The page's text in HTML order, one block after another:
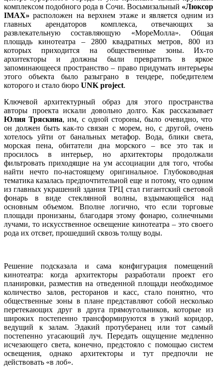
комплексом подобного рода в Сочи. Восьмизальный «Люксор
IMAX» расположен на верхнем этаже и является одним из
главных арендаторов комплекса, отвечающих за
развлекательную составляющую «МореМолла». Общая
площадь кинотеатра – 2800 квадратных метров, 800 из
которых приходится на общественные зоны. Их-то
архитекторы и должны были превратить в яркое
запоминающееся пространство – право придумать интерьеры
этого объекта было разыграно в тендере, победителем
которого и стало бюро UNK project.
Ключевой архитектурный образ для этого пространства
авторы проекта искали довольно долго. Как рассказывает
Юлия Тряскина, им, с одной стороны, было очевидно, что
он должен быть как-то связан с морем, но, с другой, очень
хотелось уйти от банальных метафор. Вода, блики света,
морская пена, обитатели дна морского – все это так и
просилось в интерьер, но архитекторы продолжали
фильтровать приходящие на ум ассоциации для того, чтобы
найти нечто по-настоящему оригинальное. Глубоководная
тематика казалась предпочтительной еще и потому, что одним
из главных украшений здания ТРЦ стал гигантский световой
фонарь в виде стеклянной волны, вздымающейся над
основным объемом. Вполне логично, что если торговые
площади пронизаны, благодаря этому фонарю, солнечными
лучами, то искусственное освещение кинотеатра – это своего
рода их отсвет, прошедший сквозь толщу воды.
Решение подсказала и сама конфигурация помещений
кинотеатра: когда архитекторы разработали проект его
планировки, разместив на отведенной площади необходимое
количество залов, ресторанов и касс, стало понятно, что
общественные зоны в плане представляют собой несколько
перетекающих друг в друга прямоугольников, которые из
широких постепенно трансформируются в узкий коридор,
ведущий к залам. Эдакий протуберанец или тот самый
постепенно угасающий луч. Передать ощущение медленно
исчезающего света, конечно, предстояло с помощью систем
освещения, однако архитекторы и тут предпочли не
действовать «в лоб».